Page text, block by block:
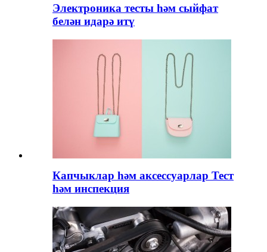
Электроника тесты һәм сыйфат
белән идарә итү
Капчыклар һәм аксессуарлар Тест
һәм инспекция